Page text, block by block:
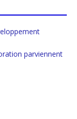
parviennent